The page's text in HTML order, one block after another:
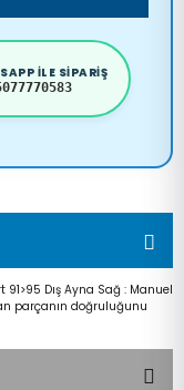
ILE SIPARIŞ
91>95 Dış Ayna Sağ : Manuel
parçanın doğruluğunu